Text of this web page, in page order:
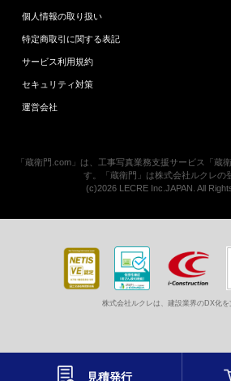
見積発行
個人情報の取り扱い
特定商取引に関する表記
サービス利用規約
セキュリティ対策
運営会社
「蔵衛門.com」は、工事写真業務支援サービス「蔵
す。「蔵衛門」は株式会社ルクレの
(c)2026 LECRE Inc.JAPAN. All
株式会社ルクレは、建設業界のDX化を